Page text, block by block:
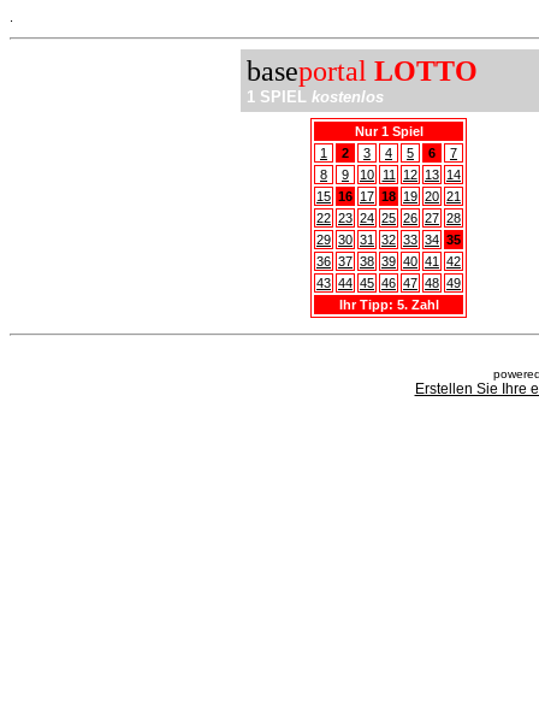
baseportal LOTTO
1 SPIEL kostenlos
Nur 1 Spiel
1
2 3 4 5 6
7
8
9 10 11 12 13 14
15 16 17 18 19 20 21
22 23 24 25 26 27 28
29 30 31 32 33 34 35
36 37 38 39 40 41
42
43 44 45 46 47 48 49
Ihr Tipp: 5. Zahl
Erstellen Sie Ihre